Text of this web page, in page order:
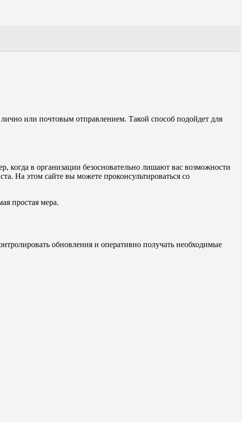
или почтовым отправлением. Такой способ подойдет для
когда в организации безосновательно лишают вас возможности
На этом сайте вы можете проконсультироваться со
простая мера.
обновления и оперативно получать необходимые